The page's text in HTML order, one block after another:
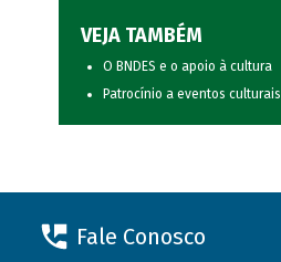
VEJA TAMBÉM
O BNDES e o apoio à cultura
Patrocínio a eventos culturais
Fale Conosco